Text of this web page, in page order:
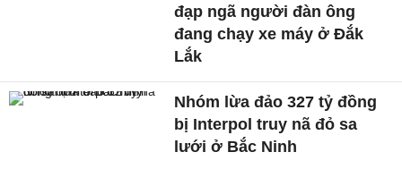
đạp ngã người đàn ông
đang chạy xe máy ở Đắk
Lắk
Nhóm lừa đảo 327 tỷ đồng
bị Interpol truy nã đỏ sa
lưới ở Bắc Ninh